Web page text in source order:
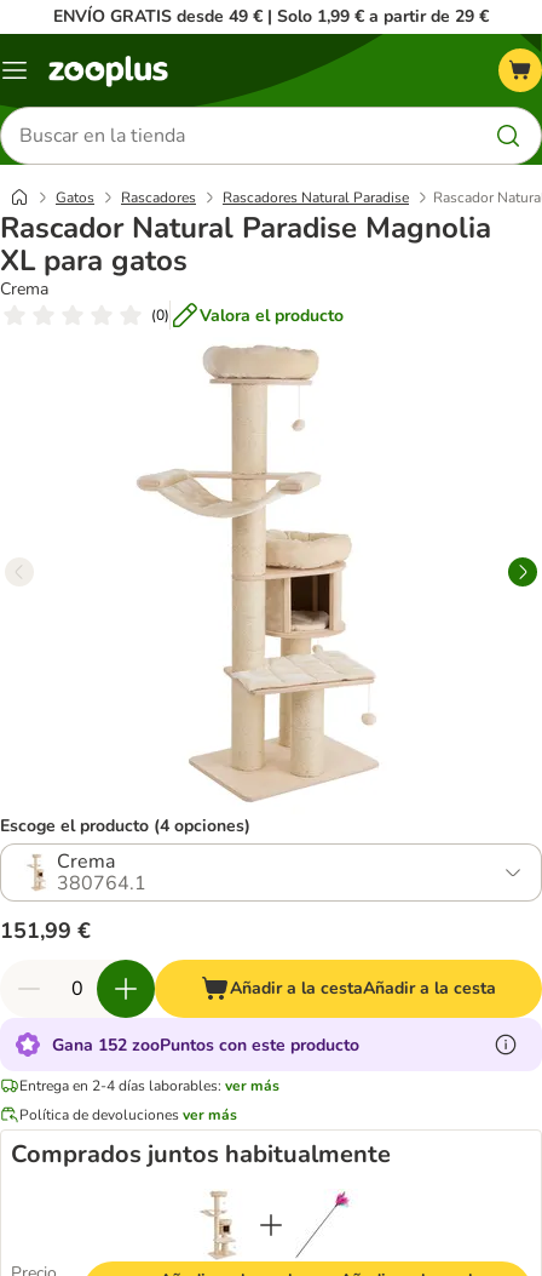
ENVÍO GRATIS desde 49 € | Solo 1,99 € a partir de 29 €
Menú
Buscar
productos
Gatos Rascadores Rascadores Natural Paradise Rascador
Rascador Natural Paradise Magnolia
XL para gatos
Crema
(0) Valora el producto
Escoge el producto (4 opciones)
Crema
380764.1
151,99 €
Añadir a la cestaAñadir a la cesta
Gana 152 zooPuntos con este producto
Entrega en 2-4 días laborables: ver más
Política de devolucionesver más
Comprados juntos habitualmente